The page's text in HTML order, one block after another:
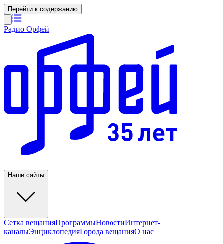
Перейти к содержанию
Радио Орфей
Наши сайты
Сетка вещанияПрограммыНовостиИнтернет-
каналыЭнциклопедияГорода вещанияО нас